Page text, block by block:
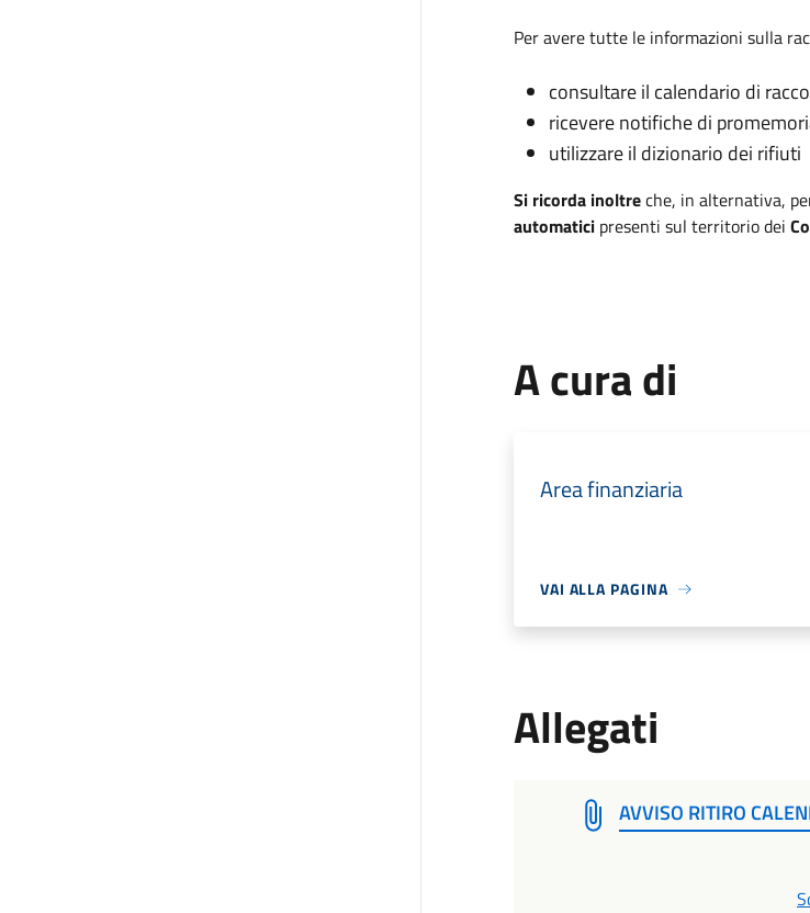
Per avere tutte le informazioni sulla
consultare il calendario di
ricevere notifiche di
utilizzare il dizionario dei rifiuti
Si ricorda inoltreche, in alternativa,
automaticipresenti sul territorio dei
A cura di
Area finanziaria
VAI ALLA PAGINA
Allegati
AVVISO RITIRO